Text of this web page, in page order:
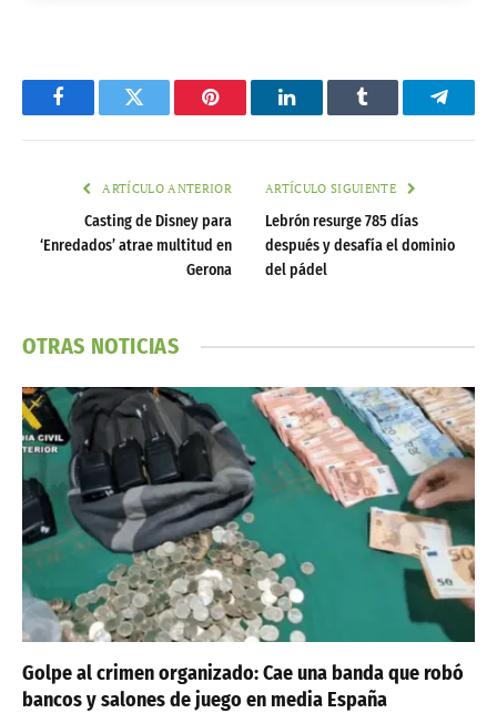
FacebookTwitter Pinterest LinkedInTumblr
ARTÍCULO ANTERIOR
Casting de Disney para
‘Enredados’ atrae multitud en
Gerona
ARTÍCULO SIGUIENTE
Lebrón resurge 785 días
después y desafía el dominio
del pádel
OTRAS NOTICIAS
Golpe al crimen organizado: Cae una banda que robó
bancos y salones de juego en media España